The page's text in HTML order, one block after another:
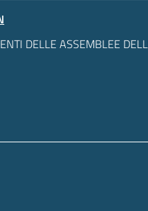
DELLE ASSEMBLEE